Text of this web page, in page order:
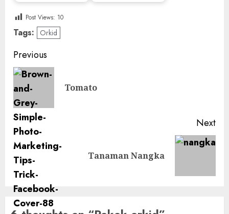
Post Views: 10
Tags: Orkid
Post
navigation
Previous
Tomato
Next
Next
post:
Tanaman Nangka